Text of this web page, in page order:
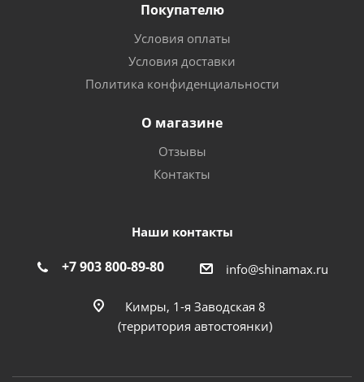
Покупателю
Условия оплаты
Условия доставки
Политика конфиденциальности
О магазине
Отзывы
Контакты
Наши контакты
+7 903 800-89-80 info@shinamax.ru
Кимры, 1-я Заводская 8
(территория автостоянки)